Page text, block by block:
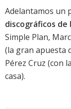
Adelantamos un
discográficos de
Simple Plan,
(la gran apuesta
Pérez Cruz (con
casa).